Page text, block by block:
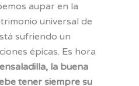
aupar en la
universal de
sufriendo un
épicas. Es hora
la buena
tener siempre su